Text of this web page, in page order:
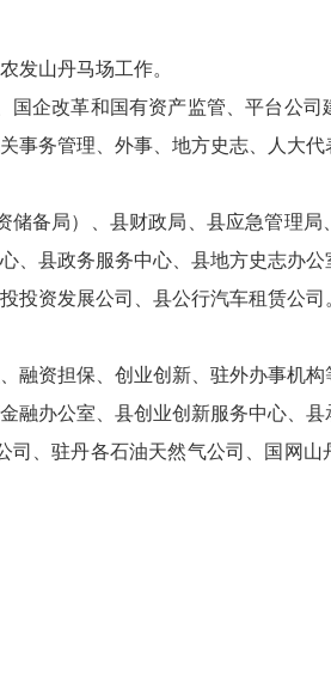
发山丹马场工作。
企改革和国有资产监管、平台公司
事务管理、外事、地方史志、
人大
储备局）、县财政局、县应急管理局
、县政务服务中心、县地方史志办
投资发展公司
县公行汽车租赁公司
融资担保、创业创新、 驻外办事机构
融办公室、县创业创新服务中心
县
、驻丹各石油天然气公司、 国网 山